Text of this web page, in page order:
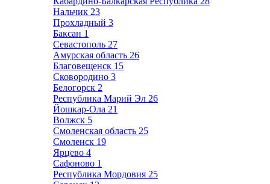
Нальчик 23
Прохладный 3
Баксан 1
Севастополь 27
Амурская область 26
Благовещенск 15
Сковородино 3
Белогорск 2
Республика Марий Эл 26
Йошкар-Ола 21
Волжск 5
Смоленская область 25
Смоленск 19
Ярцево 4
Сафоново 1
Республика Мордовия 25